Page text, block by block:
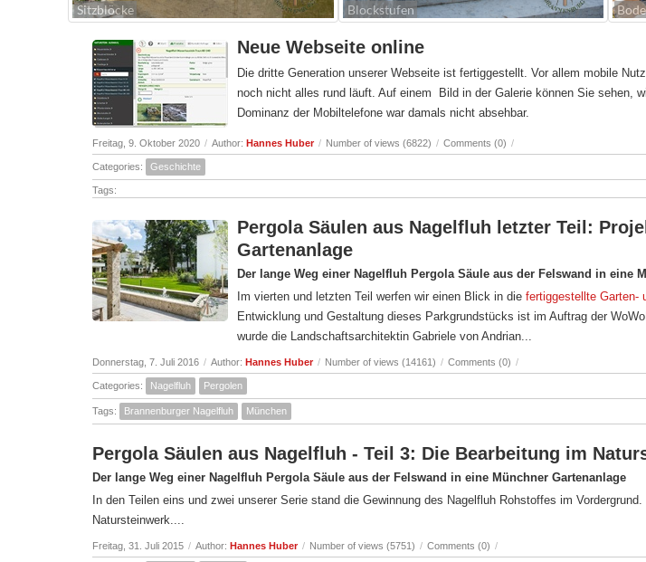
Sitzblöcke Blockstufen
Neue Webseite online
Die dritte Generation unserer Webseite ist fertiggestellt. Vor allem mobile
noch nicht alles rund läuft. Auf einem Bild in der Galerie können Sie sehen,
Dominanz der Mobiltelefone war damals nicht absehbar.
Freitag, 9. Oktober 2020 / Author: Hannes Huber / Number of views (6822) / Comments (0) /
Categories: Geschichte
Tags:
Pergola Säulen aus Nagelfluh letzter Teil:
Gartenanlage
Der lange Weg einer Nagelfluh Pergola Säule aus der Felswand in eine
Im vierten und letzten Teil werfen wir einen Blick in die fertiggestellte Garten-
Entwicklung und Gestaltung dieses Parkgrundstücks ist im Auftrag der
wurde die Landschaftsarchitektin Gabriele von Andrian...
Donnerstag, 7. Juli 2016 / Author: Hannes Huber / Number of views (14161) / Comments (0) /
Categories: Nagelfluh Pergolen
Tags: Brannenburger Nagelfluh München
Pergola Säulen aus Nagelfluh - Teil 3: Die Bearbeitung im
Der lange Weg einer Nagelfluh Pergola Säule aus der Felswand in eine Münchner Gartenanlage
In den Teilen eins und zwei unserer Serie stand die Gewinnung des Nagelfluh Rohstoffes im
Natursteinwerk....
Freitag, 31. Juli 2015 / Author: Hannes Huber / Number of views (5751) / Comments (0) /